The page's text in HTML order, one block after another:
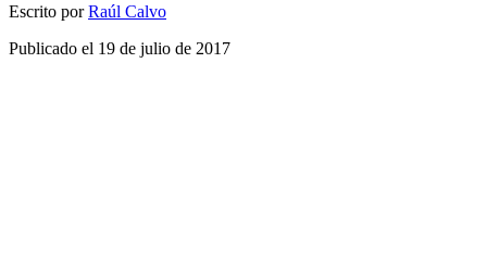
Escrito por Raúl Calvo
Publicado el 19 de julio de 2017